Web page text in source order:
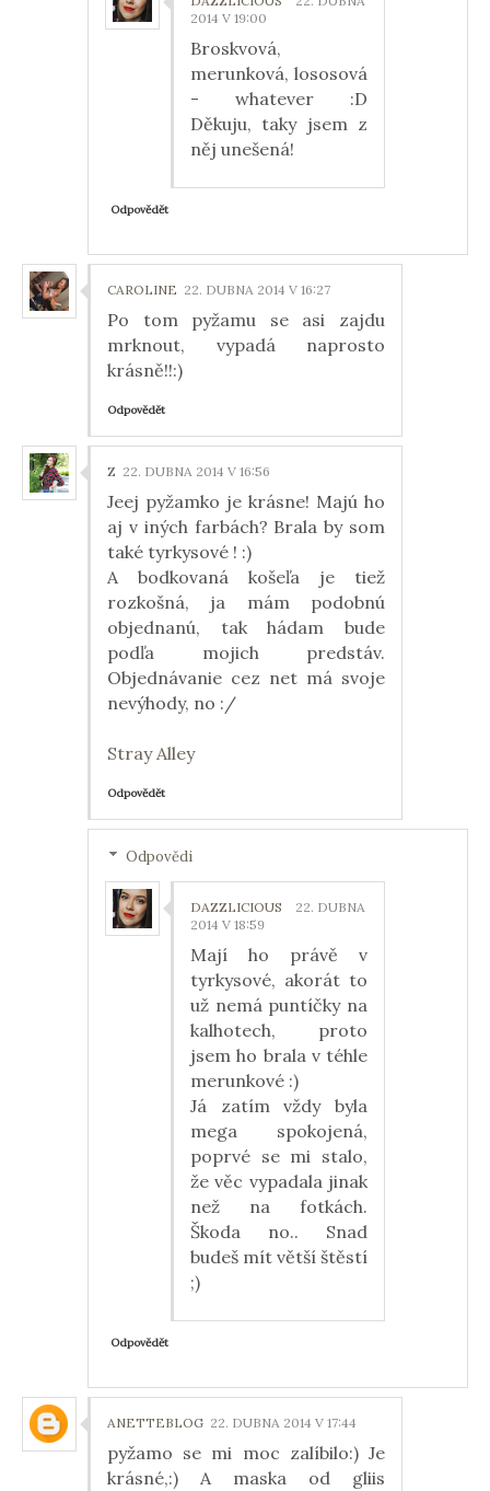
2014 V 19:00
Broskvová,
merunková, lososová
- whatever :D
Děkuju, taky jsem z
něj unešená!
Odpovědět
CAROLINE 22. DUBNA 2014 V 16:27
Po tom pyžamu se asi zajdu
mrknout, vypadá naprosto
krásně!!:)
Odpovědět
Z 22. DUBNA 2014 V 16:56
Jeej pyžamko je krásne! Majú ho
aj v iných farbách? Brala by som
také tyrkysové ! :)
A bodkovaná košeľa je tiež
rozkošná, ja mám podobnú
objednanú, tak hádam bude
podľa mojich predstáv.
Objednávanie cez net má svoje
nevýhody, no :/
Stray Alley
Odpovědět
Odpovědi
DAZZLICIOUS
22. DUBNA
2014 V 18:59
Mají ho právě v
tyrkysové, akorát to
už nemá puntíčky na
kalhotech, proto
jsem ho brala v téhle
merunkové :)
Já zatím vždy byla
mega spokojená,
poprvé se mi stalo,
že věc vypadala jinak
než na fotkách.
Škoda no.. Snad
budeš mít větší štěstí
;)
Odpovědět
ANETTEBLOG 22. DUBNA 2014 V 17:44
pyžamo se mi moc zalíbilo:) Je
krásné,:) A maska od gliis